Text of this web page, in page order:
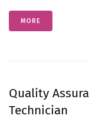
MORE
Quality
Technician